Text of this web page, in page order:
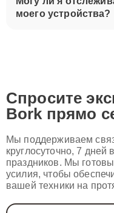
моего устройства?
Спросите
Bork прямо
Мы поддерживаем
круглосуточно, 7
праздников. Мы
усилия, чтобы
вашей техники на